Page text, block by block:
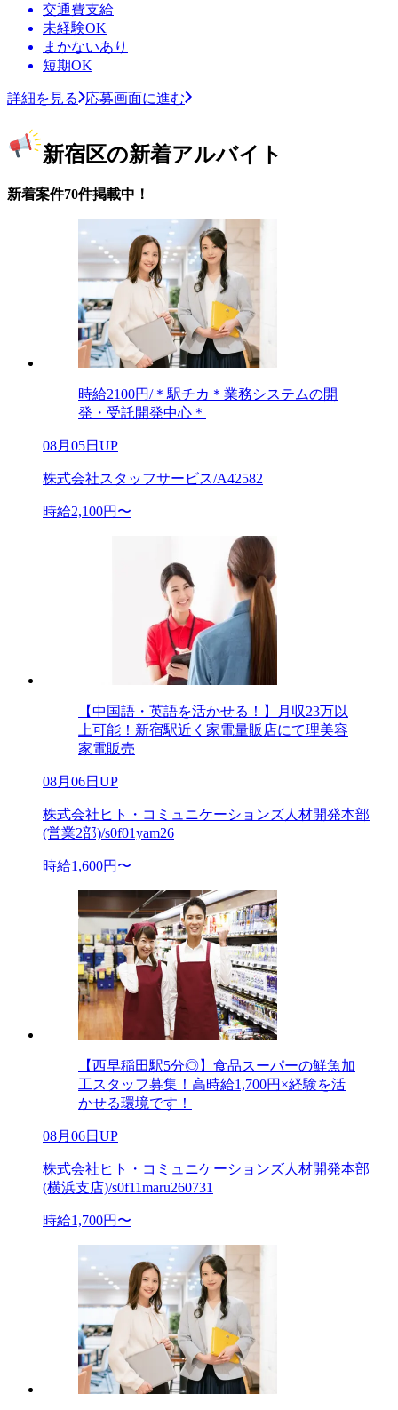
交通費支給
未経験OK
まかないあり
短期OK
詳細を見る 応募画面に進む
新宿区の新着アルバイト
新着案件70件掲載中！
時給2100円/＊駅チカ＊業務システムの開
発・受託開発中心＊
08月05日UP
株式会社スタッフサービス/A42582
時給2,100円〜
【中国語・英語を活かせる！】月収23万以
上可能！新宿駅近く家電量販店にて理美容
家電販売
08月06日UP
株式会社ヒト・コミュニケーションズ人材開発本部
(営業2部)/s0f01yam26
時給1,600円〜
【西早稲田駅5分◎】食品スーパーの鮮魚加
工スタッフ募集！高時給1,700円×経験を活
かせる環境です！
08月06日UP
株式会社ヒト・コミュニケーションズ人材開発本部
(横浜支店)/s0f11maru260731
時給1,700円〜